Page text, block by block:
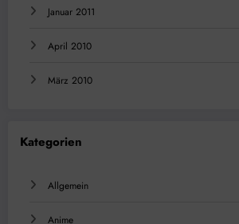
Januar 2011
April 2010
März 2010
Kategorien
Allgemein
Anime